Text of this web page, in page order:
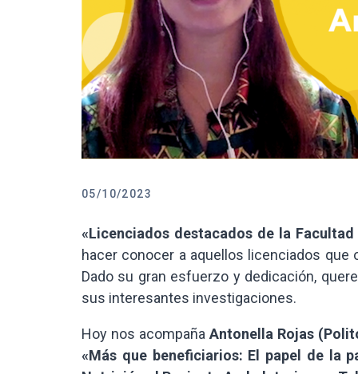
05/10/2023
«Licenciados destacados de la Facultad
hacer conocer a aquellos licenciados
Dado su gran esfuerzo y dedicación,
sus interesantes investigaciones.
Hoy nos acompaña Antonella Rojas
«Más que beneficiarios: El papel de la